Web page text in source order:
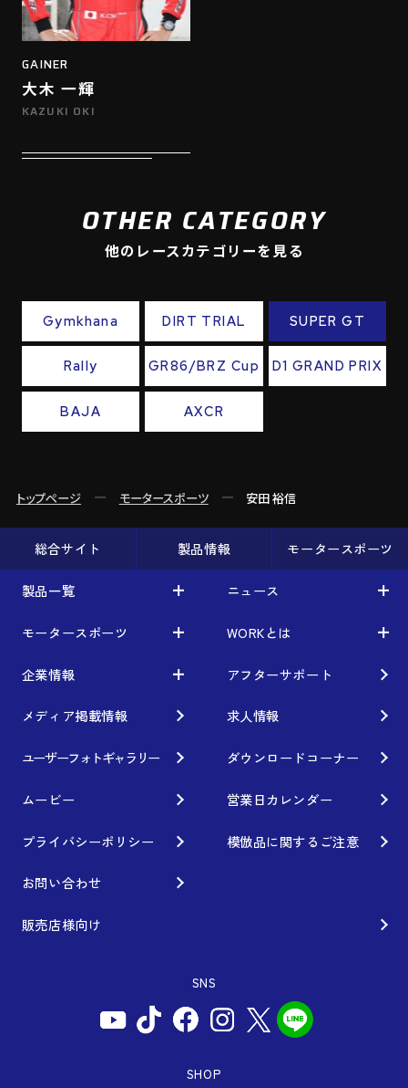
GAINER
大木 一輝
KAZUKI OKI
OTHER CATEGORY
他のレースカテゴリーを見る
Gymkhana DIRT TRIAL SUPER GT
Rally GR86/BRZ Cup D1 GRAND PRIX
BAJA AXCR
トップページ モータースポーツ 安田 裕信
総合サイト 製品情報 モータースポーツ
製品一覧
車から検索
利用条件／注意事項
ブランド紹介
ホイール情報
カスタムオーダープラン
オプション・グッズ
ホイールガイド
アフターサポート
ニュース
お知らせ
イベント情報
モータースポーツ
レーシング特集
Gymkhana
DIRT TRIAL
SUPER GT
Rally
GR86/BRZ Cup
D1 GRAND PRIX
WORKとは
テクノロジー
クオリティー
デザイン
企業情報
フィロソフィー
経営理念
私たちのあるべき姿
工場概要
会社沿革
組織図
お問い合わせ用コールセンター
アフターサポート
メディア掲載情報 求人情報
ユーザーフォトギャラリー ダウンロードコーナー
ムービー 営業日カレンダー
プライバシーポリシー 模倣品に関するご注意
お問い合わせ
販売店様向け
SNS
SHOP